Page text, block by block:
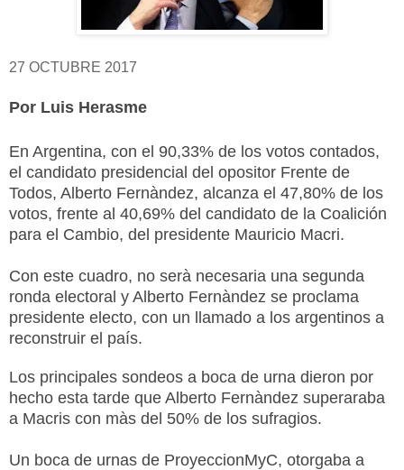
27 OCTUBRE 2017
Por Luis Herasme
En Argentina, con el 90,33% de los votos contados,
el candidato presidencial del opositor Frente de
Todos, Alberto Fernàndez, alcanza el 47,80% de los
votos, frente al 40,69% del candidato de la Coalición
para el Cambio, del presidente Mauricio Macri.
Con este cuadro, no serà necesaria una segunda
ronda electoral y Alberto Fernàndez se proclama
presidente electo, con un llamado a los argentinos a
reconstruir el país.
Los principales sondeos a boca de urna dieron por
hecho esta tarde que Alberto Fernàndez superaraba
a Macris con màs del 50% de los sufragios.
Un boca de urnas de ProyeccionMyC, otorgaba a